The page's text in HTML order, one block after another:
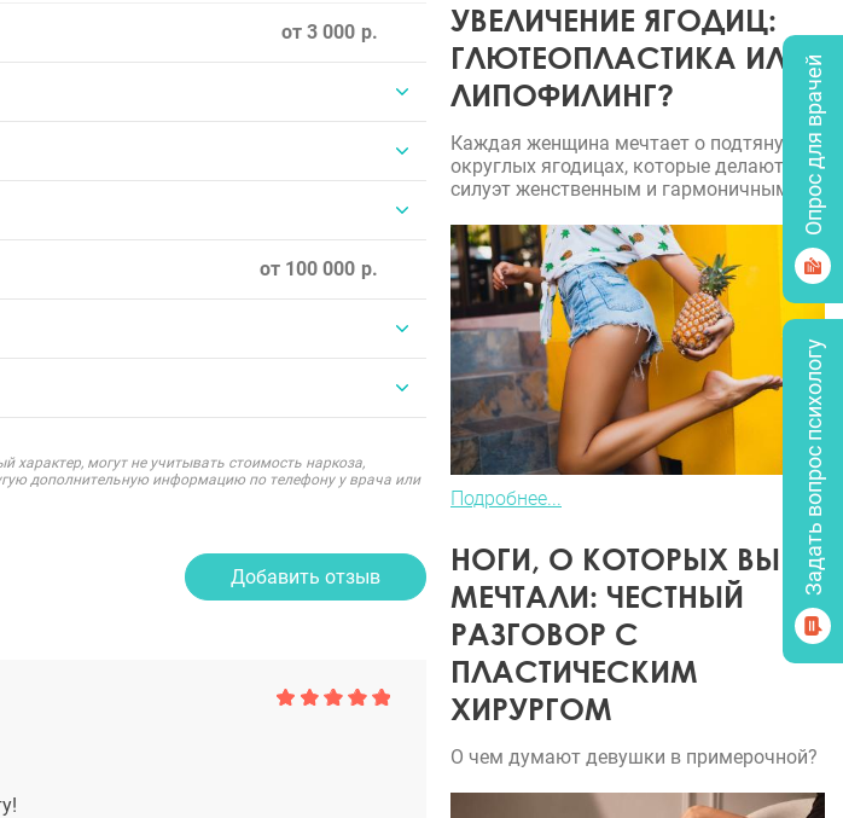
от 3 000
от 100 000
могут не учитывать стоимость наркоза,
дополнительную информацию по телефону у врача или
Добавить отзыв
УВЕЛИЧЕНИЕ ЯГОДИЦ:
ГЛЮТЕОПЛАСТИКА ИЛИ
ЛИПОФИЛИНГ?
Каждая женщина мечтает о подтянутых,
округлых ягодицах, которые делают
силуэт женственным и гармоничным.
Подробнее...
НОГИ, О КОТОРЫХ ВЫ
МЕЧТАЛИ: ЧЕСТНЫЙ
РАЗГОВОР С
ПЛАСТИЧЕСКИМ
ХИРУРГОМ
О чем думают девушки в примерочной?
Опрос для врачей
Задать вопрос психологу